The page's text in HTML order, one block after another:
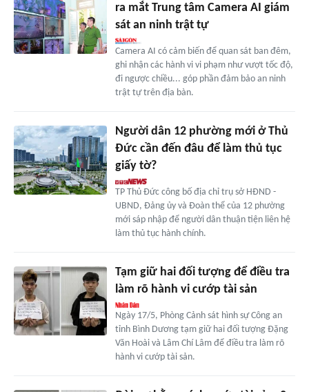
ra mắt Trung tâm Camera AI giám
sát an ninh trật tự
Camera AI có cảm biến để quan sát ban đêm,
ghi nhận các hành vi vi phạm như vượt tốc độ,
đi ngược chiều... góp phần đảm bảo an ninh
trật tự trên địa bàn.
Người dân 12 phường mới ở Thủ
Đức cần đến đâu để làm thủ tục
giấy tờ?
TP Thủ Đức công bố địa chỉ trụ sở HĐND -
UBND, Đảng ủy và Đoàn thể của 12 phường
mới sáp nhập để người dân thuận tiện liên hệ
làm thủ tục hành chính.
Tạm giữ hai đối tượng để điều tra
làm rõ hành vi cướp tài sản
Ngày 17/5, Phòng Cảnh sát hình sự Công an
tỉnh Bình Dương tạm giữ hai đối tượng Đặng
Văn Hoài và Lâm Chí Lâm để điều tra làm rõ
hành vi cướp tài sản.